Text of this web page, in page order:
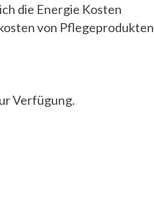
die Energie Kosten
von Pflegeprodukten
Verfügung.